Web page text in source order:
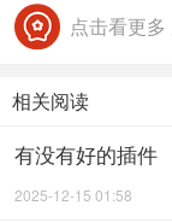
点击看更多
相关阅读
有没有好的插件
2025-12-15 01:58